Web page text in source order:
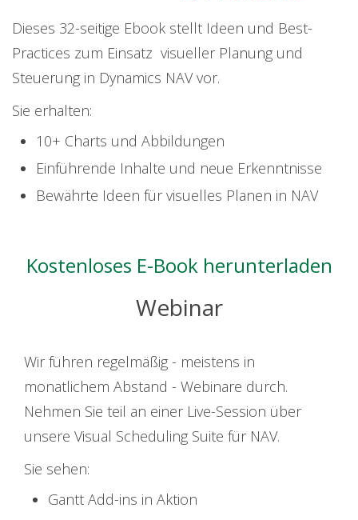
Dieses 32-seitige Ebook stellt Ideen und Best-
Practices zum Einsatz visueller Planung und
Steuerung in Dynamics NAV vor.
Sie erhalten:
10+ Charts und Abbildungen
Einführende Inhalte und neue Erkenntnisse
Bewährte Ideen für visuelles Planen in NAV
Kostenloses E-Book herunterladen
Webinar
Wir führen regelmäßig - meistens in
monatlichem Abstand - Webinare durch.
Nehmen Sie teil an einer Live-Session über
unsere Visual Scheduling Suite für NAV.
Sie sehen:
Gantt Add-ins in Aktion